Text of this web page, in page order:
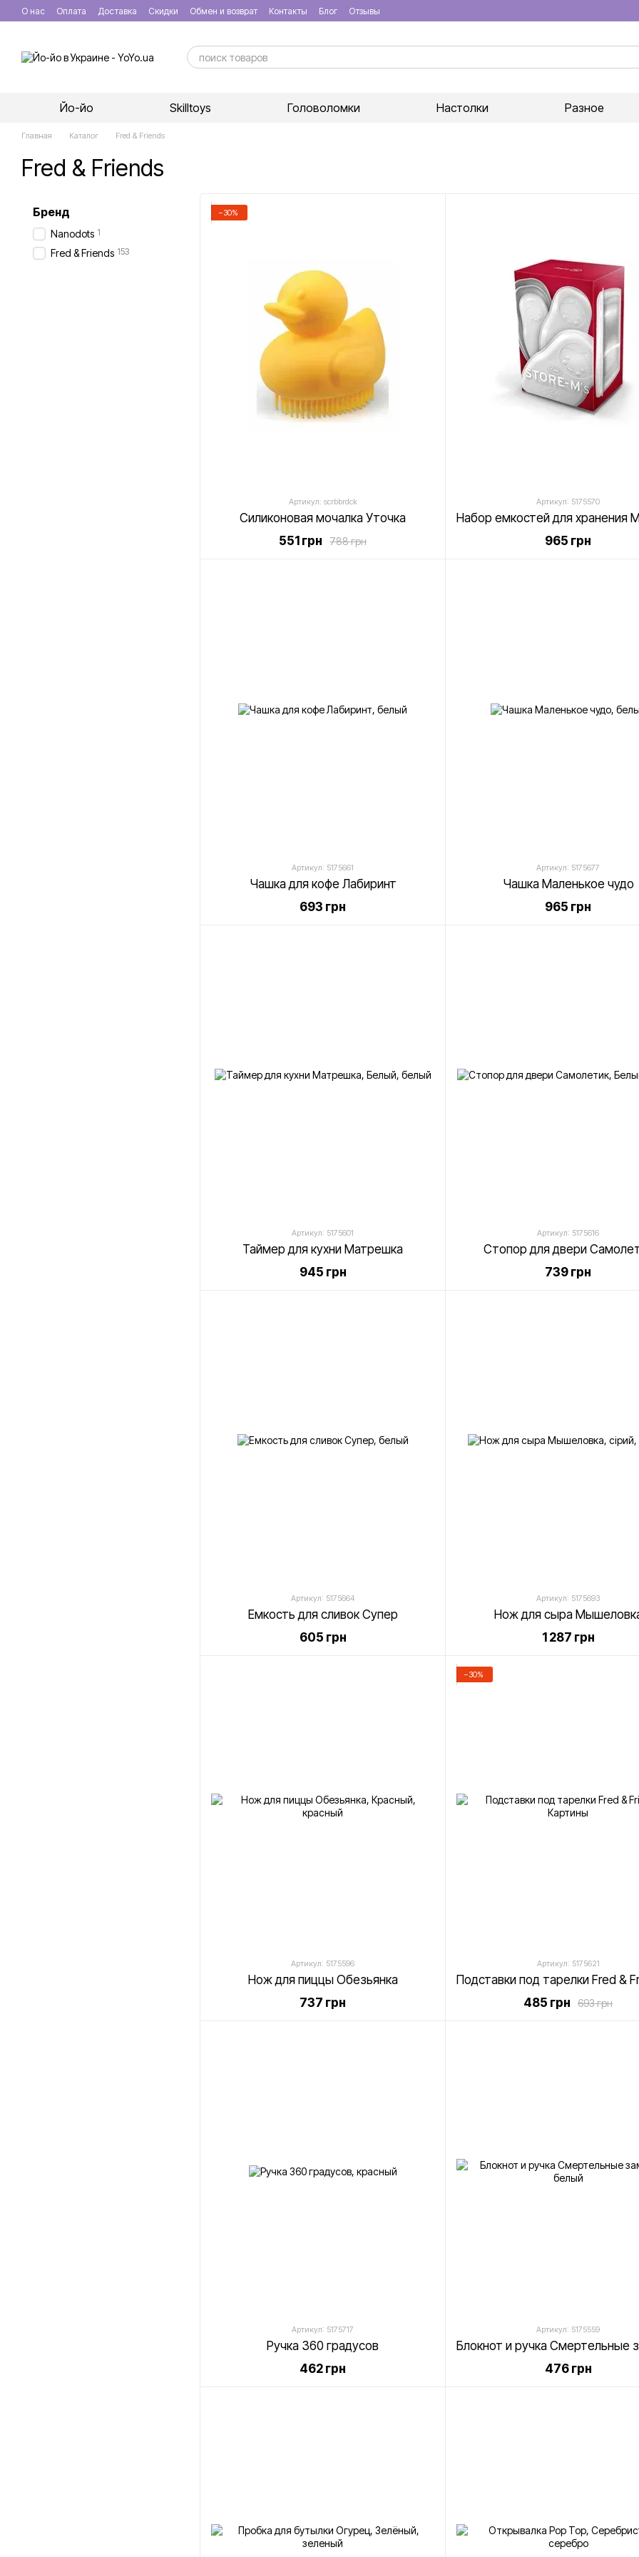
Перейти к основному контенту
О нас Оплата Доставка Скидки Обмен и возврат Контакты Блог Отзывы
Йо-йо Skilltoys Головоломки Настолки Разное
Главная Каталог Fred & Friends
Fred & Friends
−30%
Артикул: scrbbrdck
Силиконовая мочалка Уточка
788 грн
551 грн
Артикул: 5175570
965 грн
Артикул: 5175661
Чашка для кофе Лабиринт
693 грн
Артикул: 5175677
Чашка Маленькое чудо
965 грн
Артикул: 5175601
Таймер для кухни Матрешка
945 грн
Артикул: 5175616
Стопор для двери
739 грн
Артикул: 5175664
Емкость для сливок Супер
605 грн
Артикул: 5175693
Нож для сыра
1 287 грн
Артикул: 5175596
Нож для пиццы Обезьянка
737 грн
−30%
Артикул: 5175621
693 грн
485 грн
Артикул: 5175717
Ручка 360 градусов
462 грн
Артикул: 5175559
476 грн
Бренд
Nanodots 1
Fred & Friends 153